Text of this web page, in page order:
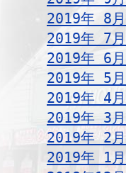
2019年 8月
2019年 7月
2019年 6月
2019年 5月
2019年 4月
2019年 3月
2019年 2月
2019年 1月